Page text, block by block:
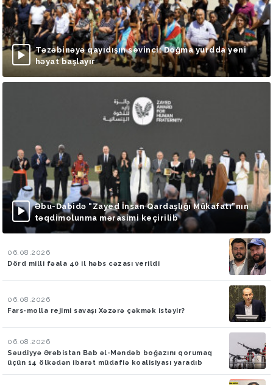
Təzəbinəyə qayıdışın sevinci: Doğma yurdda yeni
həyat başlayır
Əbu-Dabidə “Zayed İnsan Qardaşlığı Mükafatı”nın
təqdimolunma mərasimi keçirilib
06.08.2026
Dörd milli fəala 40 il həbs cəzası verildi
06.08.2026
Fars-molla rejimi savaşı Xəzərə çəkmək istəyir?
06.08.2026
Səudiyyə Ərəbistan Bab əl-Məndəb boğazını qorumaq
üçün 14 ölkədən ibarət müdafiə koalisiyası yaradıb